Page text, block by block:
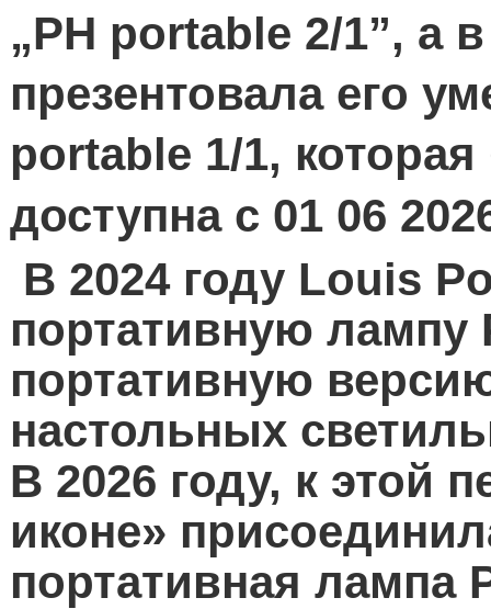
„PH portable 2/1”, а
презентовала его
portable 1/1,
доступна с 01 06
В 2024 году Louis
портативную лампу
портативную
настольных
В 2026 году, к этой
иконе»
портативная лампа